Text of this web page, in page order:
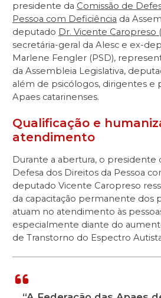
presidente da Comissão de
Pessoa com Deficiência da
deputado Dr. Vicente Caropreso
secretária-geral da Alesc e ex-
Marlene Fengler (PSD),
da Assembleia Legislativa,
além de psicólogos, dirigentes e
Apaes catarinenses.
Qualificação e
atendimento
Durante a abertura, o presidente
Defesa dos Direitos da Pessoa
deputado Vicente Caropreso
da capacitação permanente dos
atuam no atendimento às
especialmente diante do
de Transtorno do Espectro